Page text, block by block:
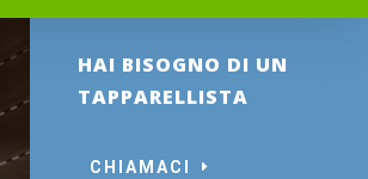
HAI BISOGNO DI UN
TAPPARELLISTA
CHIAMACI